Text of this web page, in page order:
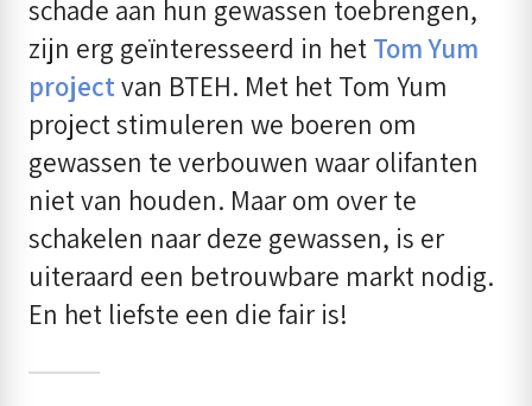
schade aan hun gewassen toebrengen,
zijn erg geïnteresseerd in hetTom Yum
projectvan BTEH. Met het Tom Yum
project stimuleren we boeren om
gewassen te verbouwen waar olifanten
niet van houden. Maar om over te
schakelen naar deze gewassen, is er
uiteraard een betrouwbare markt nodig.
En het liefste een die fair is!